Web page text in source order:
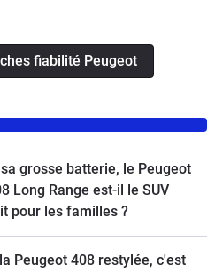
fiabilité Peugeot
grosse batterie, le Peugeot
Long Range est-il le SUV
pour les familles ?
Peugeot 408 restylée, c'est